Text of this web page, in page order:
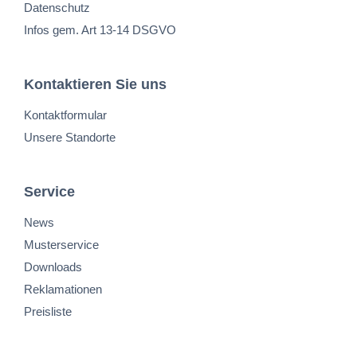
Datenschutz
Infos gem. Art 13-14 DSGVO
Kontaktieren Sie uns
Kontaktformular
Unsere Standorte
Service
News
Musterservice
Downloads
Reklamationen
Preisliste